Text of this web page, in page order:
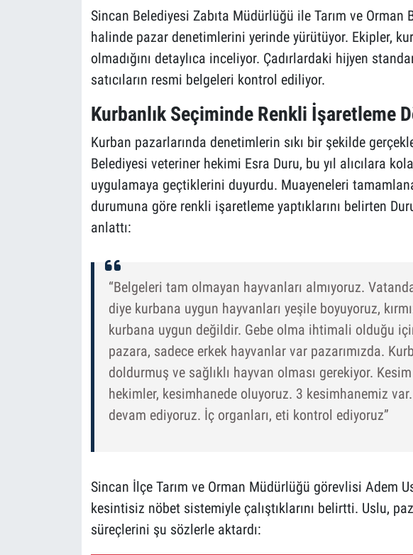
Sincan Belediyesi Zabıta Müdürlüğü ile Tarım ve Orman
halinde pazar denetimlerini yerinde yürütüyor. Ekipler,
olmadığını detaylıca inceliyor. Çadırlardaki hijyen
satıcıların resmi belgeleri kontrol ediliyor.
Kurbanlık Seçiminde Renkli İşaretleme
Kurban pazarlarında denetimlerin sıkı bir şekilde
Belediyesi veteriner hekimi Esra Duru, bu yıl alıcılara
uygulamaya geçtiklerini duyurdu. Muayeneleri
durumuna göre renkli işaretleme yaptıklarını belirten
anlattı:
“Belgeleri tam olmayan hayvanları almıyoruz.
diye kurbana uygun hayvanları yeşile boyuyoruz,
kurbana uygun değildir. Gebe olma ihtimali olduğu
pazara, sadece erkek hayvanlar var pazarımızda.
doldurmuş ve sağlıklı hayvan olması gerekiyor.
hekimler, kesimhanede oluyoruz. 3 kesimhanemiz
devam ediyoruz. İç organları, eti kontrol ediyoruz”
Sincan İlçe Tarım ve Orman Müdürlüğü görevlisi Adem
kesintisiz nöbet sistemiyle çalıştıklarını belirtti. Uslu,
süreçlerini şu sözlerle aktardı: